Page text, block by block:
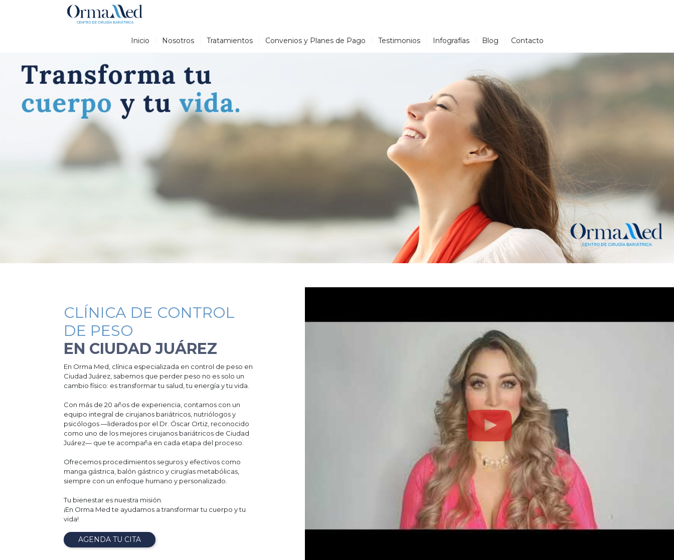
Inicio Nosotros Tratamientos Convenios y Planes de Pago Testimonios Infografías Blog Contacto
CLÍNICA DE CONTROL
DE PESO
EN CIUDAD JUÁREZ
En Orma Med, clínica especializada en control de peso en
Ciudad Juárez, sabemos que perder peso no es solo un
cambio físico: es transformar tu salud, tu energía y tu vida.
Con más de 20 años de experiencia, contamos con un
equipo integral de cirujanos bariátricos, nutriólogos y
psicólogos —liderados por el Dr. Óscar Ortiz, reconocido
como uno de los mejores cirujanos bariátricos de Ciudad
Juárez— que te acompaña en cada etapa del proceso.
Ofrecemos procedimientos seguros y efectivos como
manga gástrica, balón gástrico y cirugías metabólicas,
siempre con un enfoque humano y personalizado.
Tu bienestar es nuestra misión.
¡En Orma Med te ayudamos a transformar tu cuerpo y tu
vida!
AGENDA TU CITA